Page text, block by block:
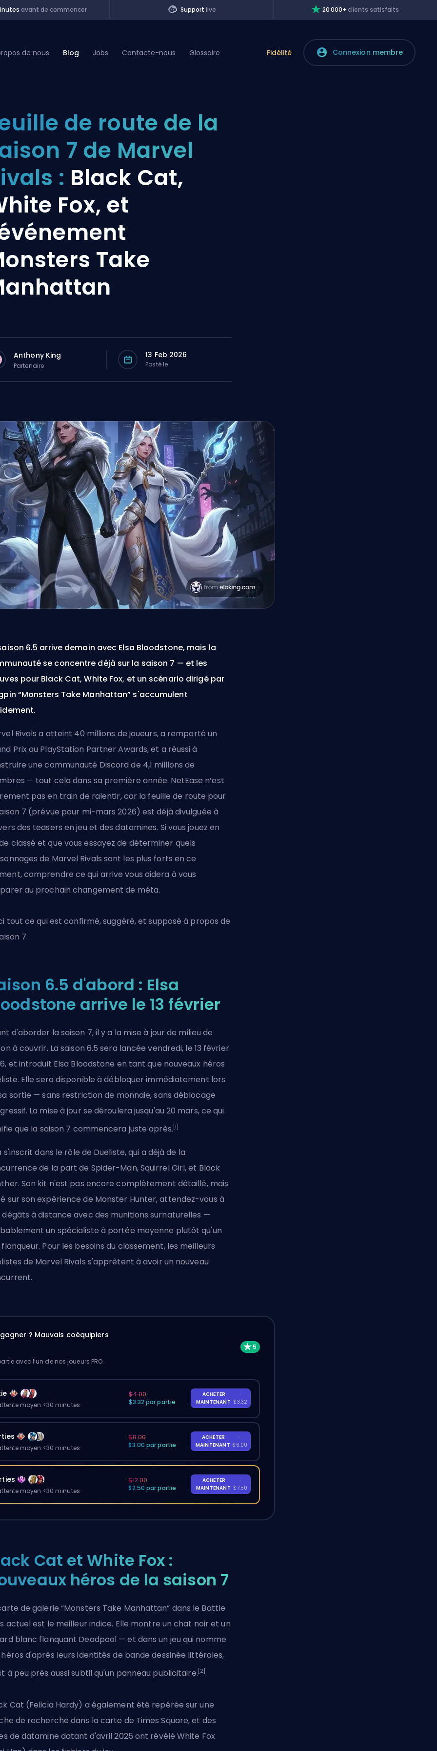
avant de commencer Support live 20 000+clients satisfaits
de nous Blog Jobs Contacte-nous Glossaire Fidélité Connexion membre
de route de la
7 de Marvel
: Black Cat,
Fox, et
Take
Anthony King
Partenaire
13 Feb 2026
Posté le
6.5 arrive demain avec Elsa Bloodstone, mais la
se concentre déjà sur la saison 7 — et les
pour Black Cat, White Fox, et un scénario dirigé par
“Monsters Take Manhattan” s'accumulent
Rivals a atteint 40 millions de joueurs, a remporté un
Prix au PlayStation Partner Awards, et a réussi à
une communauté Discord de 4,1 millions de
— tout cela dans sa première année. NetEase n’est
pas en train de ralentir, car la feuille de route pour
7 (prévue pour mi-mars 2026) est déjà divulguée à
des teasers en jeu et des datamines. Si vous jouez en
classé et que vous essayez de déterminer quels
de Marvel Rivals sont les plus forts en ce
comprendre ce qui arrive vous aidera à vous
au prochain changement de méta.
tout ce qui est confirmé, suggéré, et supposé à propos de
7.
6.5 d'abord : Elsa
arrive le 13 février
d'aborder la saison 7, il y a la mise à jour de milieu de
à couvrir. La saison 6.5 sera lancée vendredi, le 13 février
et introduit Elsa Bloodstone en tant que nouveaux héros
Elle sera disponible à débloquer immédiatement lors
sortie — sans restriction de monnaie, sans déblocage
La mise à jour se déroulera jusqu'au 20 mars, ce qui
que la saison 7 commencera juste après. [1]
s'inscrit dans le rôle de Dueliste, qui a déjà de la
de la part de Spider-Man, Squirrel Girl, et Black
Son kit n'est pas encore complètement détaillé, mais
sur son expérience de Monster Hunter, attendez-vous à
dégâts à distance avec des munitions surnaturelles —
un spécialiste à portée moyenne plutôt qu'un
Pour les besoins du classement, les meilleurs
de Marvel Rivals s'apprêtent à avoir un nouveau
? Mauvais coéquipiers
avec l’un de nos joueurs PRO.
moyen <30 minutes
$4.00
$3.32 par partie
ACHETER
MAINTENANT
-
$3.32
moyen <30 minutes
$8.00
$3.00 par partie
ACHETER
MAINTENANT
-
$6.00
moyen <30 minutes
$12.00
$2.50 par partie
ACHETER
MAINTENANT
-
$7.50
Cat et White Fox :
héros de la saison 7
de galerie “Monsters Take Manhattan” dans le Battle
actuel est le meilleur indice. Elle montre un chat noir et un
blanc flanquant Deadpool — et dans un jeu qui nomme
héros d'après leurs identités de bande dessinée littérales,
à peu près aussi subtil qu'un panneau publicitaire. [2]
Cat (Felicia Hardy) a également été repérée sur une
de recherche dans la carte de Times Square, et des
de datamine datant d'avril 2025 ont révélé White Fox